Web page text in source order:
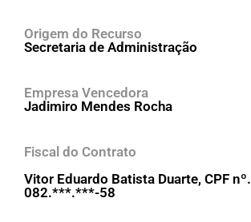
Origem do Recurso
Secretaria de Administração
Empresa Vencedora
Jadimiro Mendes Rocha
Fiscal do Contrato
Vitor Eduardo Batista Duarte, CPF nº.
082.***.***-58